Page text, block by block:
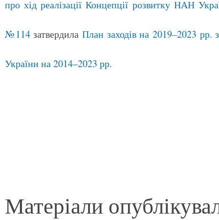
про хід реалізації Концепції розвитку НАН
№114затвердила План заходів на 2019–2023 рр.
України на 2014–2023 рр.
Матеріали